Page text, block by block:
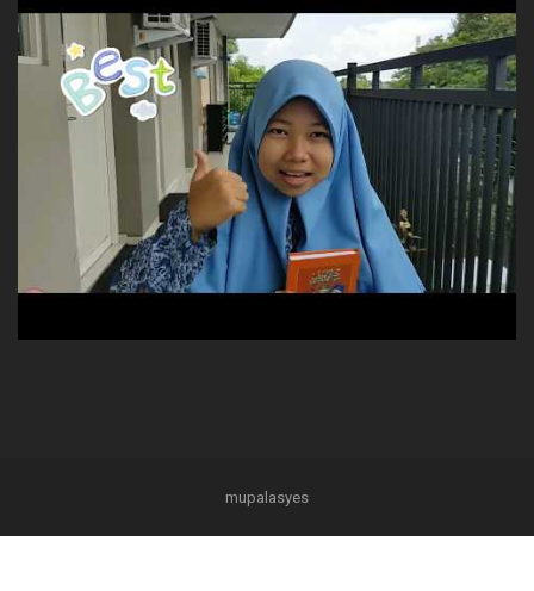
mupalasyes